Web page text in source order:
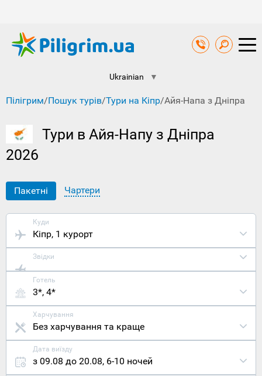
Ukrainian ▼
Пілігрим/Пошук турів/Тури на Кіпр/Айя-Напа з Дніпра
Тури в Айя-Напу з Дніпра
2026
Пакетні Чартери
Куди
Кіпр, 1 курорт
Звідки
Готель
3*, 4*
Харчування
Без харчування та краще
Дата виїзду
з 09.08 до 20.08, 6-10 ночей